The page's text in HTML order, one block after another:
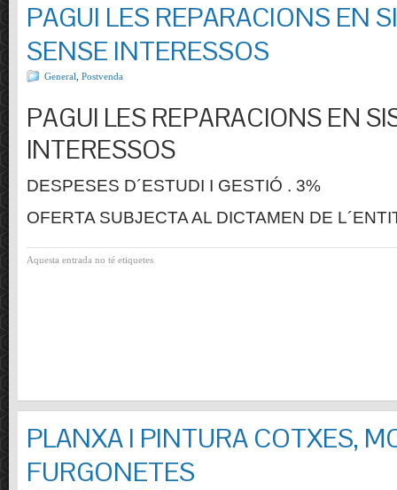
PAGUI LES REPARACIONS EN
SENSE INTERESSOS
General Postvenda
PAGUI LES REPARACIONS EN
INTERESSOS
DESPESES D´ESTUDI I GESTIÓ . 3%
OFERTA SUBJECTA AL DICTAMEN DE
Aquesta entrada no té etiquetes
PLANXA I PINTURA COTXES,
FURGONETES